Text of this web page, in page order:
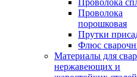
Проволока
Проволока
порошковая
Прутки
Флюс
Материалы для
нержавеющих и